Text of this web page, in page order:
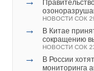
НОВОСТИ СОК
→
В Китае
сокращению
НОВОСТИ СОК
→
В России
мониторинга